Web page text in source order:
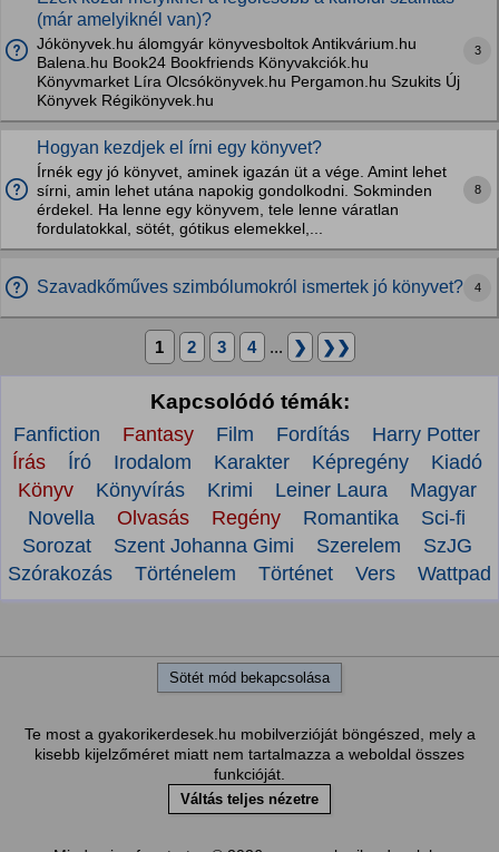
(már amelyiknél van)?
Jókönyvek.hu álomgyár könyvesboltok Antikvárium.hu
Balena.hu Book24 Bookfriends Könyvakciók.hu
Könyvmarket Líra Olcsókönyvek.hu Pergamon.hu Szukits Új
Könyvek Régikönyvek.hu
3
Hogyan kezdjek el írni egy könyvet?
Írnék egy jó könyvet, aminek igazán üt a vége. Amint lehet
sírni, amin lehet utána napokig gondolkodni. Sokminden
érdekel. Ha lenne egy könyvem, tele lenne váratlan
fordulatokkal, sötét, gótikus elemekkel,...
8
Szavadkőműves szimbólumokról ismertek jó könyvet? 4
1 2 3 4 ... ❯ ❯❯
Kapcsolódó témák:
Fanfiction Fantasy Film Fordítás
Harry Potter
Írás
Író Irodalom Karakter Képregény
Kiadó
Könyv
Könyvírás Krimi Leiner Laura
Magyar
Novella
Olvasás Regény Romantika
Sci-fi
Sorozat
Szent Johanna Gimi Szerelem
SzJG
Szórakozás
Történelem Történet Vers Wattpad
Sötét mód bekapcsolása
Te most a gyakorikerdesek.hu mobilverzióját böngészed, mely a
kisebb kijelzőméret miatt nem tartalmazza a weboldal összes
funkcióját.
Váltás teljes nézetre